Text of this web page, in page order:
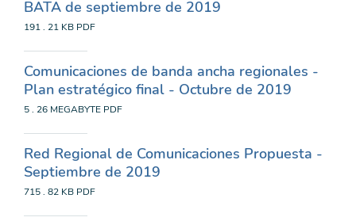
BATA de septiembre de 2019
191 . 21 KB PDF
Comunicaciones de banda ancha regionales -
Plan estratégico final - Octubre de 2019
5 . 26 MEGABYTE PDF
Red Regional de Comunicaciones Propuesta -
Septiembre de 2019
715 . 82 KB PDF